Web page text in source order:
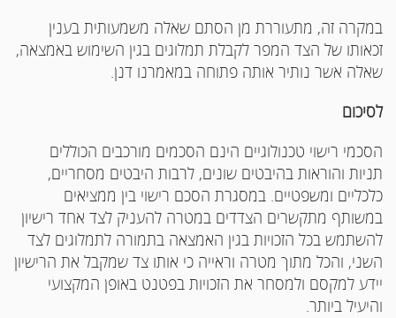
במקרה זה, מתעוררת מן הסתם שאלה משמעותית בענין
זכאותו של הצד המפר לקבלת תמלוגים בגין השימוש באמצאה,
שאלה אשר נותיר אותה פתוחה במאמרנו דנן.
לסיכום
הסכמי רישוי טכנולוגיים הינם הסכמים מורכבים הכוללים
תניות והוראות בהיבטים שונים, לרבות היבטים מסחריים,
כלכליים ומשפטיים. במסגרת הסכם רישוי בין ממציאים
במשותף מתקשרים הצדדים במטרה להעניק לצד אחד רישיון
להשתמש בכל הזכויות בגין האמצאה בתמורה לתמלוגים לצד
השני, והכל מתוך מטרה וראייה כי אותו צד שמקבל את הרישיון
יידע למקסם ולמסחר את הזכויות בפטנט באופן המקצועי
והיעיל ביותר.